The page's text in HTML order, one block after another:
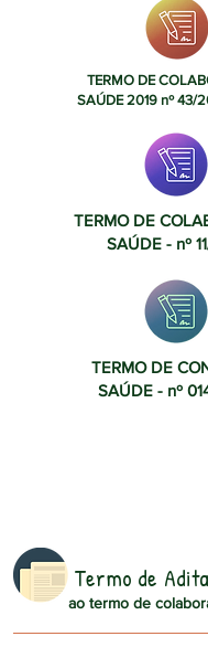
TERMO DE
SAÚDE 2019 nº 43/
TERMO DE
SAÚDE - nº
TERMO DE
SAÚDE - nº
Termo de
ao termo de